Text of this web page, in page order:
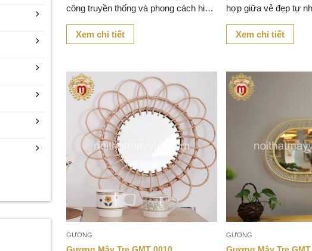
công truyền thống và phong cách hiện
đại, mang đến cho không gian sống
sự tinh tế và phong phú.
Xem chi tiết
hợp giữa vẻ đẹp tự
và thiết kế thủ công tỉ
Xem chi tiết
GƯƠNG GƯƠNG